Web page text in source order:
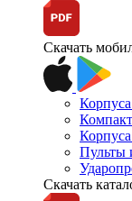
Скачать
Пульты
Скачать